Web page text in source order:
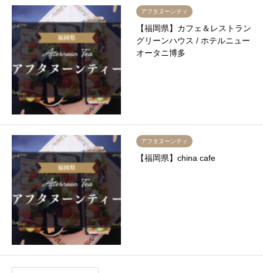
アフタヌーンティ
【福岡県】カフェ＆レストラン
グリーンハウス / ホテルニュー
オータニ博多
アフタヌーンティ
【福岡県】china cafe